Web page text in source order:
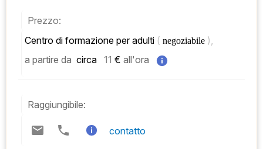
Prezzo:
Centro di formazione per adulti ( negoziabile ),
a partire da circa 11 € all'ora
Raggiungibile:
contatto